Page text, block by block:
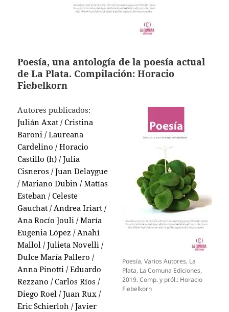
Poesía, una antología de la poesía actual
de La Plata. Compilación: Horacio
Fiebelkorn
Poesía, Varios Autores, La
Plata, La Comuna Ediciones,
2019. Comp. y pról.: Horacio
Fiebelkorn
Autores publicados:
Julián Axat / Cristina
Baroni / Laureana
Cardelino / Horacio
Castillo (h) / Julia
Cisneros / Juan Delaygue
/ Mariano Dubin / Matías
Esteban / Celeste
Gauchat / Andrea Iriart /
Ana Rocío Jouli / María
Eugenia López / Anahí
Mallol / Julieta Novelli /
Dulce María Pallero /
Anna Pinotti / Eduardo
Rezzano / Carlos Ríos /
Diego Roel / Juan Rux /
Eric Schierloh / Javier